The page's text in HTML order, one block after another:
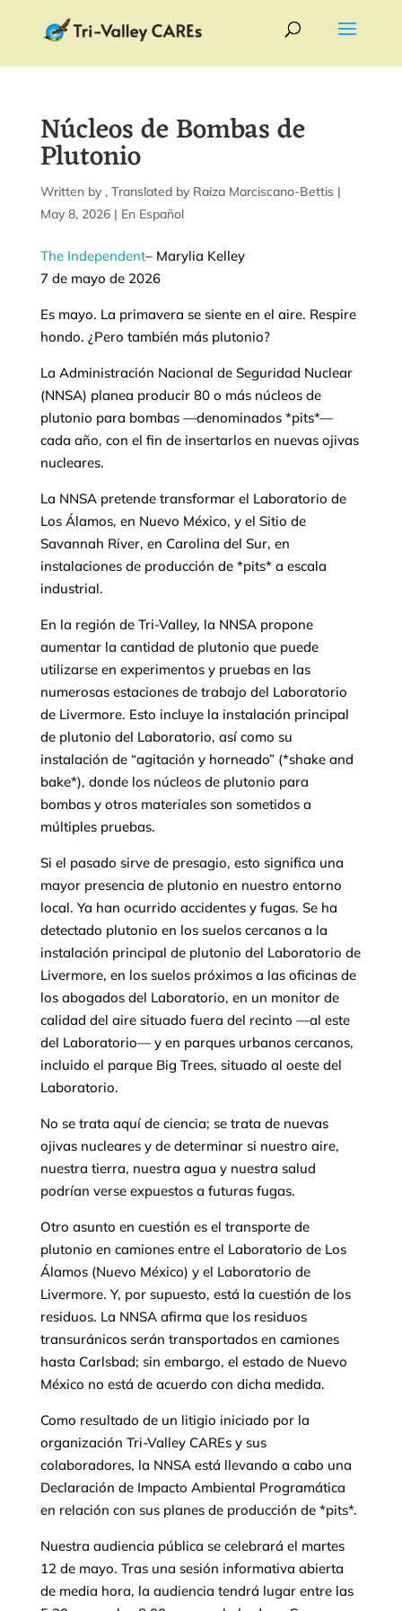
Núcleos de Bombas de
Plutonio
by
|
May 8, 2026| En Español
The Independent– Marylia Kelley
7 de mayo de 2026
Es mayo. La primavera se siente en el aire. Respire
hondo. ¿Pero también más plutonio?
La Administración Nacional de Seguridad Nuclear
(NNSA) planea producir 80 o más núcleos de
plutonio para bombas —denominados *pits*—
cada año, con el fin de insertarlos en nuevas ojivas
nucleares.
La NNSA pretende transformar el Laboratorio de
Los Álamos, en Nuevo México, y el Sitio de
Savannah River, en Carolina del Sur, en
instalaciones de producción de *pits* a escala
industrial.
En la región de Tri-Valley, la NNSA propone
aumentar la cantidad de plutonio que puede
utilizarse en experimentos y pruebas en las
numerosas estaciones de trabajo del Laboratorio
de Livermore. Esto incluye la instalación principal
de plutonio del Laboratorio, así como su
instalación de “agitación y horneado” (*shake and
bake*), donde los núcleos de plutonio para
bombas y otros materiales son sometidos a
múltiples pruebas.
Si el pasado sirve de presagio, esto significa una
mayor presencia de plutonio en nuestro entorno
local. Ya han ocurrido accidentes y fugas. Se ha
detectado plutonio en los suelos cercanos a la
instalación principal de plutonio del Laboratorio de
Livermore, en los suelos próximos a las oficinas de
los abogados del Laboratorio, en un monitor de
calidad del aire situado fuera del recinto —al este
del Laboratorio— y en parques urbanos cercanos,
incluido el parque Big Trees, situado al oeste del
Laboratorio.
No se trata aquí de ciencia; se trata de nuevas
ojivas nucleares y de determinar si nuestro aire,
nuestra tierra, nuestra agua y nuestra salud
podrían verse expuestos a futuras fugas.
Otro asunto en cuestión es el transporte de
plutonio en camiones entre el Laboratorio de Los
Álamos (Nuevo México) y el Laboratorio de
Livermore. Y, por supuesto, está la cuestión de los
residuos. La NNSA afirma que los residuos
transuránicos serán transportados en camiones
hasta Carlsbad; sin embargo, el estado de Nuevo
México no está de acuerdo con dicha medida.
Como resultado de un litigio iniciado por la
organización Tri-Valley CAREs y sus
colaboradores, la NNSA está llevando a cabo una
Declaración de Impacto Ambiental Programática
en relación con sus planes de producción de *pits*.
Nuestra audiencia pública se celebrará el martes
12 de mayo. Tras una sesión informativa abierta
de media hora, la audiencia tendrá lugar entre las